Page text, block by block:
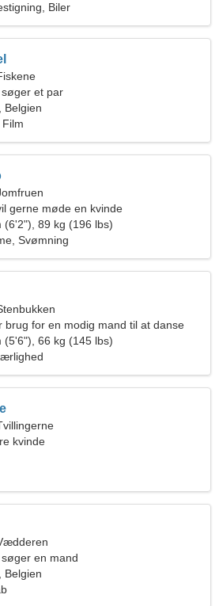
Biler
søger et par
Belgien
Film
gerne møde en kvinde
(6'2"), 89 kg (196 lbs)
Svømning
brug for en modig mand til at danse
(5'6"), 66 kg (145 lbs)
kvinde
en mand
Belgien